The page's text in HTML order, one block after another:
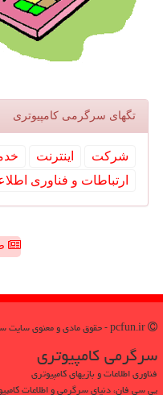
تگهای سرگرمی كامپیوتری
شركت اینترنت
ارتباطات و فناوری
سرگرمی كامپیوتری
فناوری اطلاعات و بازیهای کامپیوتری
پی سی فان، دنیای سرگرمی و اطلاعات